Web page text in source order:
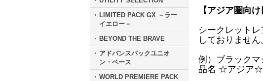
LIMITED PACK GX －ラー
イエロー－
BEYOND THE BRAVE
アドバンスパックユニオ
ン・ベース
WORLD PREMIERE PACK
【アジア圏向
シークレット
しておりません
例）ブラック
品名 ☆アジア☆